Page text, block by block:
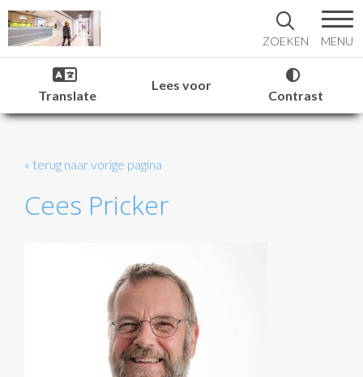
ZOEKEN MENU
Translate
Lees voor
Contrast
« terug naar vorige pagina
Cees Pricker